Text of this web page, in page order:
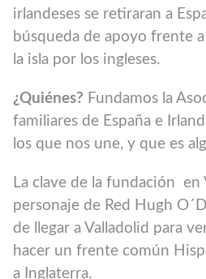
irlandeses se retiraran a
búsqueda de apoyo frente
la isla por los ingleses.
¿Quiénes? Fundamos la
familiares de España e
los que nos une, y que es
La clave de la fundación en
personaje de Red Hugh
de llegar a Valladolid para
hacer un frente común
a Inglaterra.